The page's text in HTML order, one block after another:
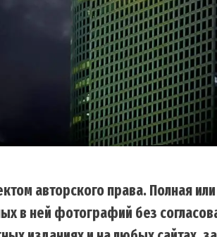
авторского права. Полная
в ней фотографий без